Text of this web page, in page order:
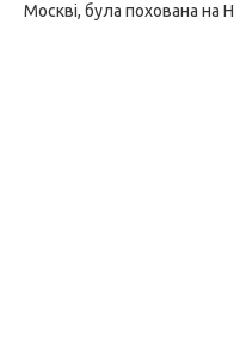
Москві, була похована на